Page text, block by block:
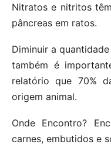
Nitratos e nitritos
pâncreas em ratos.
Diminuir a
também é
relatório que 70%
origem animal.
Onde Encontro?
carnes, embutidos e